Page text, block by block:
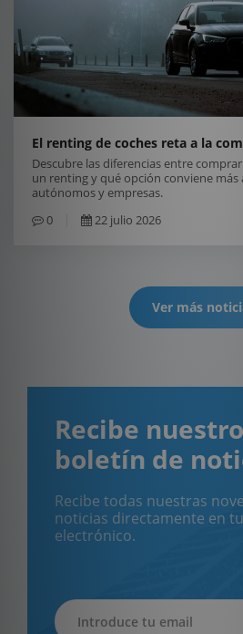
El renting de coches reta a la
Descubre las diferencias entre
un renting y qué opción conviene más
autónomos y empresas.
0
22 julio 2026
Ver más
Recibe nuestro
boletín de
Recibe todas nuestras
noticias directamente en
electrónico.